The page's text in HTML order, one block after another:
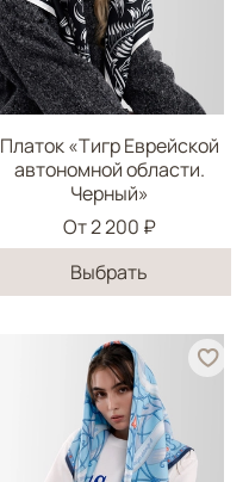
Платок «Тигр Еврейской
автономной области.
Черный»
От2 200 ₽
Выбрать